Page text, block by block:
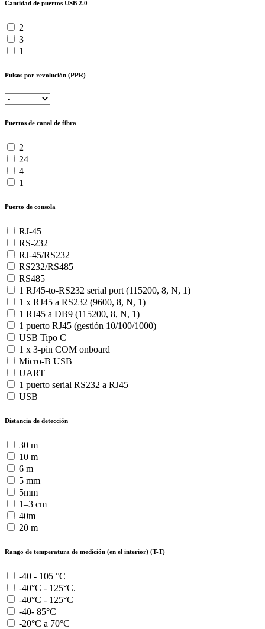
Cantidad de puertos USB 2.0
2
3
1
Pulsos por revolución (PPR)
Puertos de canal de fibra
2
24
4
1
Puerto de consola
RJ-45
RS-232
RJ-45/RS232
RS232/RS485
RS485
1 RJ45-to-RS232 serial port (115200, 8, N, 1)
1 x RJ45 a RS232 (9600, 8, N, 1)
1 RJ45 a DB9 (115200, 8, N, 1)
1 puerto RJ45 (gestión 10/100/1000)
USB Tipo C
1 x 3-pin COM onboard
Micro-B USB
UART
1 puerto serial RS232 a RJ45
USB
Distancia de detección
30 m
10 m
6 m
5 mm
5mm
1–3 cm
40m
20 m
Rango de temperatura de medición (en el interior) (T-T)
-40 - 105 °C
-40°C - 125°C.
-40°C - 125°C
-40- 85°C
-20°C a 70°C